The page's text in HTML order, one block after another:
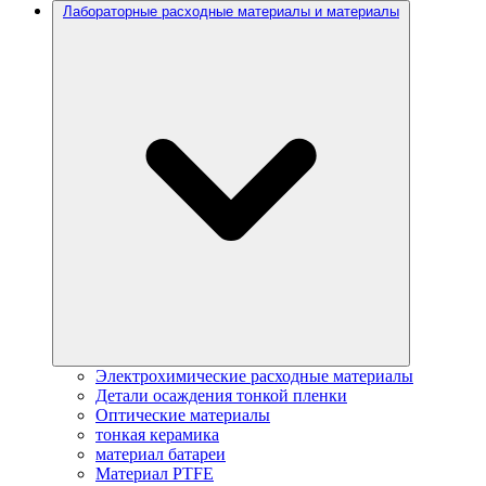
Лабораторные расходные материалы и материалы
Электрохимические расходные материалы
Детали осаждения тонкой пленки
Оптические материалы
тонкая керамика
материал батареи
Материал PTFE